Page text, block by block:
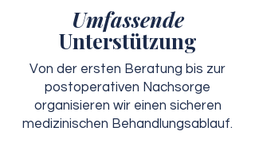
Umfassende
Unterstützung
Von der ersten Beratung bis zur
postoperativen Nachsorge
organisieren wir einen sicheren
medizinischen Behandlungsablauf.